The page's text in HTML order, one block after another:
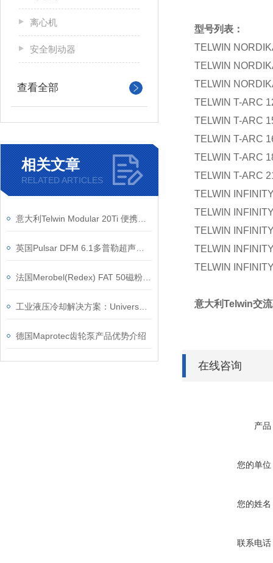
离心机
安全制动器
查看全部
相关文章
RELATED ARTICLES
德国Maprotec齿轮泵产品优势介绍
型号列表：
TELWIN
TELWIN
TELWIN
TELWIN T-ARC
TELWIN T-ARC
TELWIN T-ARC
TELWIN T-ARC
TELWIN T-ARC
TELWIN
TELWIN
TELWIN
TELWIN
TELWIN
意大利Telwin交
在线咨询
产品
您的单位
您的姓名
联系电话